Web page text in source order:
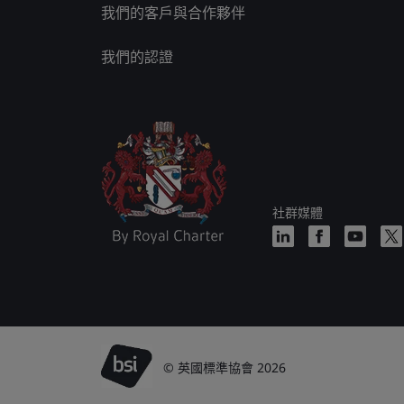
我們的客戶與合作夥伴
我們的認證
社群媒體
© 英國標準協會 2026